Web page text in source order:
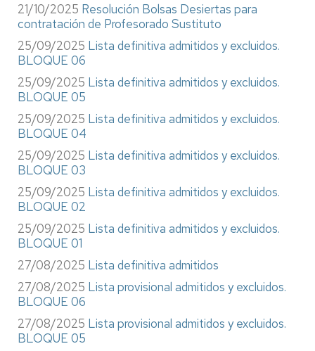
21/10/2025 Resolución Bolsas Desiertas para
contratación de Profesorado Sustituto
25/09/2025 Lista definitiva admitidos y excluidos.
BLOQUE 06
25/09/2025 Lista definitiva admitidos y excluidos.
BLOQUE 05
25/09/2025 Lista definitiva admitidos y excluidos.
BLOQUE 04
25/09/2025 Lista definitiva admitidos y excluidos.
BLOQUE 03
25/09/2025 Lista definitiva admitidos y excluidos.
BLOQUE 02
25/09/2025 Lista definitiva admitidos y excluidos.
BLOQUE 01
27/08/2025 Lista definitiva admitidos
27/08/2025 Lista provisional admitidos y excluidos.
BLOQUE 06
27/08/2025 Lista provisional admitidos y excluidos.
BLOQUE 05